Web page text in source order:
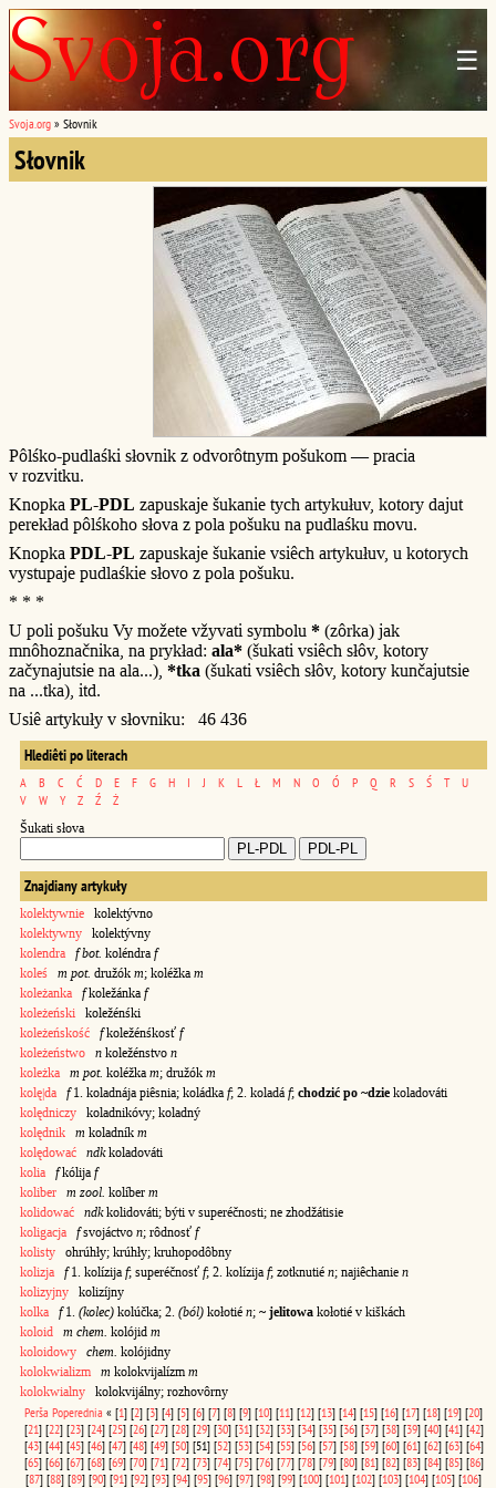
☰
Svoja.org » Słovnik
Słovnik
Pôlśko-pudlaśki słovnik z odvorôtnym pošukom — pracia
v rozvitku.
Knopka PL-PDL zapuskaje šukanie tych artykułuv, kotory dajut
perekład pôlśkoho słova z pola pošuku na pudlaśku movu.
Knopka PDL-PL zapuskaje šukanie vsiêch artykułuv, u kotorych
vystupaje pudlaśkie słovo z pola pošuku.
* * *
U poli pošuku Vy možete vžyvati symbolu * (zôrka) jak
mnôhoznačnika, na prykład: ala* (šukati vsiêch słôv, kotory
začynajutsie na ala...), *tka (šukati vsiêch słôv, kotory kunčajutsie
na ...tka), itd.
Usiê artykuły v słovniku: 46 436
Hlediêti po literach
A B C Ć D E F G H I J K L Ł M N O Ó P Q R S Ś T
U
V
W Y Z Ź Ż
Šukati słova
Znajdiany artykuły
kolektywnie kolektývno
kolektywny kolektývny
kolendra
f bot. koléndra f
koleś
m pot. družók m; koléžka m
koleżanka
fkoležánka f
koleżeński koležénśki
koleżeńskość
fkoležénśkosť f
koleżeństwo
n koležénstvo n
koleżka
m pot. koléžka m; družók m
kolę|da
f1. koladnája piêsnia; koládka f; 2. koladá f; chodzić po ~dzie koladováti
kolędniczy koladnikóvy; koladný
kolędnik
m koladník m
kolędować
ndkkoladováti
kolia
fkólija f
koliber
m zool. kolíber m
kolidować
ndkkolidováti; býti v superéčnosti; ne zhodžátisie
koligacja
fsvojáctvo n; rôdnosť f
kolisty ohrúhły; krúhły; kruhopodôbny
kolizja
f1. kolízija f; superéčnosť f; 2. kolízija f; zotknutié n; najiêchanie n
kolizyjny kolizíjny
kolka
f1. (kolec) kolúčka; 2. (ból) kołotié n; ~ jelitowa kołotié v kiškách
koloid
m chem. kolójid m
koloidowy
chem. kolójidny
kolokwializm
m kolokvijalízm m
kolokwialny kolokvijálny; rozhovôrny
Perša Poperednia « [1] [2] [3] [4] [5] [6] [7] [8] [9] [10] [11] [12] [13] [14] [15] [16] [17] [18] [19] [20]
[21] [22] [23] [24] [25] [26] [27] [28] [29] [30] [31] [32] [33] [34] [35] [36] [37] [38] [39] [40] [41] [42]
[43] [44] [45] [46] [47] [48] [49] [50] [51] [52] [53] [54] [55] [56] [57] [58] [59] [60] [61] [62] [63] [64]
[65] [66] [67] [68] [69] [70] [71] [72] [73] [74] [75] [76] [77] [78] [79] [80] [81] [82] [83] [84] [85] [86]
[87] [88] [89] [90] [91] [92] [93] [94] [95] [96] [97] [98] [99] [100] [101] [102] [103] [104] [105] [106]